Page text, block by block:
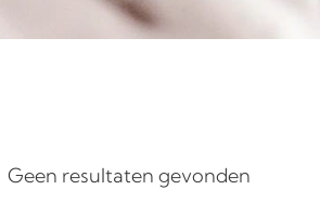
Geen resultaten gevonden